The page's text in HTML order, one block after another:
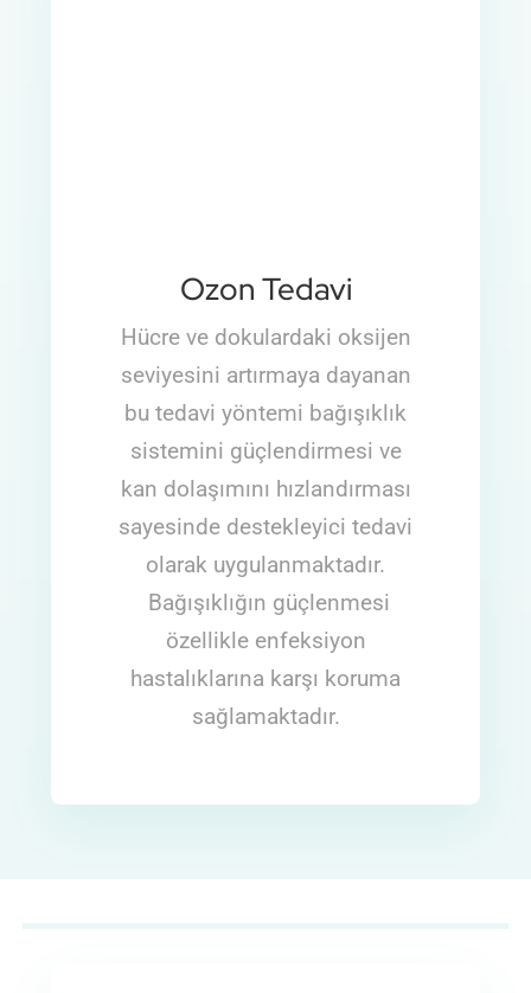
Ozon Tedavi
Hücre ve dokulardaki oksijen
seviyesini artırmaya dayanan
bu tedavi yöntemi bağışıklık
sistemini güçlendirmesi ve
kan dolaşımını hızlandırması
sayesinde destekleyici tedavi
olarak uygulanmaktadır.
Bağışıklığın güçlenmesi
özellikle enfeksiyon
hastalıklarına karşı koruma
sağlamaktadır.